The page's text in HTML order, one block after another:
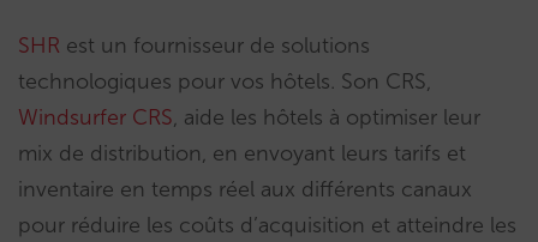
SHR est un fournisseur de solutions
technologiques pour vos hôtels. Son CRS,
Windsurfer CRS, aide les hôtels à optimiser leur
mix de distribution, en envoyant leurs tarifs et
inventaire en temps réel aux différents canaux
pour réduire les coûts d’acquisition et atteindre les